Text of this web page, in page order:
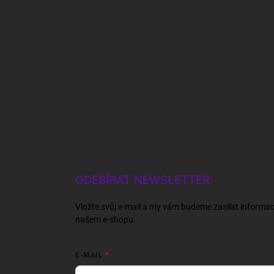
ODEBÍRAT NEWSLETTER
Vložte svůj e-mail a my vám budeme zasílat
našem e-shopu.
E-MAIL